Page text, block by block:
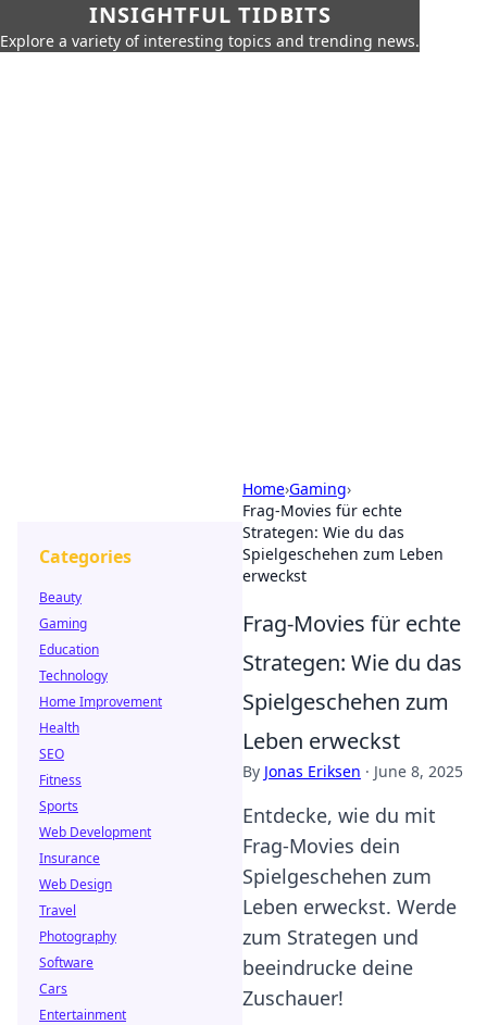
INSIGHTFUL TIDBITS
Explore a variety of interesting topics and trending news.
Home›Gaming›
Frag-Movies für echte
Strategen: Wie du das
Spielgeschehen zum Leben
erweckst
Frag-Movies für echte
Strategen: Wie du das
Spielgeschehen zum
Leben erweckst
By Jonas Eriksen · June 8, 2025
Entdecke, wie du mit
Frag-Movies dein
Spielgeschehen zum
Leben erweckst. Werde
zum Strategen und
beeindrucke deine
Zuschauer!
Categories
Beauty
Gaming
Education
Technology
Home Improvement
Health
SEO
Fitness
Sports
Web Development
Insurance
Web Design
Travel
Photography
Software
Cars
Entertainment